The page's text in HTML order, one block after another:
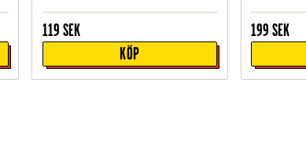
119 SEK
KÖP
199 SEK